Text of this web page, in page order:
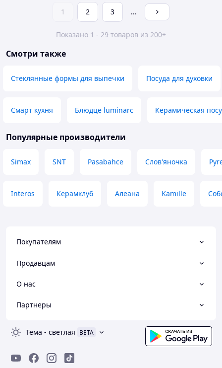
1 2 3 ...
Показано 1 - 29 товаров из 200+
Смотри также
Стеклянные формы для выпечки Посуда для духовки
Смарт кухня Блюдце luminarc Керамическая
Популярные производители
Simax SNT Pasabahce Слов'яночка
Interos Керамклуб Алеана Kamille
Покупателям
Продавцам
О нас
Партнеры
Тема - светлая BETA